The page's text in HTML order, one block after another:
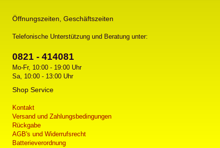
Öffnungszeiten, Geschäftszeiten
Telefonische Unterstützung und Beratung unter:
0821 - 414081
Mo-Fr, 10:00 - 19:00 Uhr
Sa, 10:00 - 13:00 Uhr
Shop Service
Kontakt
Versand und Zahlungsbedingungen
Rückgabe
AGB's und Widerrufsrecht
Batterieverordnung